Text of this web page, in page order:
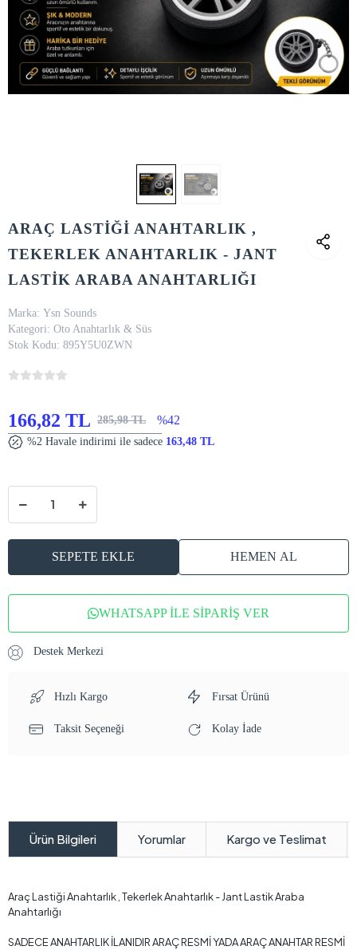
ARAÇ LASTİĞİ ANAHTARLIK ,
TEKERLEK ANAHTARLIK - JANT
LASTİK ARABA ANAHTARLIĞI
Marka: Ysn Sounds
Kategori: Oto Anahtarlık & Süs
Stok Kodu: 895Y5U0ZWN
166,82 TL 285,98 TL %42
%2 Havale indirimi ile sadece 163,48 TL
SEPETE EKLE HEMEN AL
WHATSAPP İLE SİPARİŞ VER
Destek Merkezi
Hızlı Kargo Fırsat Ürünü
Taksit Seçeneği Kolay İade
Ürün Bilgileri Yorumlar Kargo ve Teslimat
Araç Lastiği Anahtarlık , Tekerlek Anahtarlık - Jant Lastik Araba
Anahtarlığı
SADECE ANAHTARLIK İLANIDIR ARAÇ RESMİ YADA ARAÇ ANAHTAR RESMİ